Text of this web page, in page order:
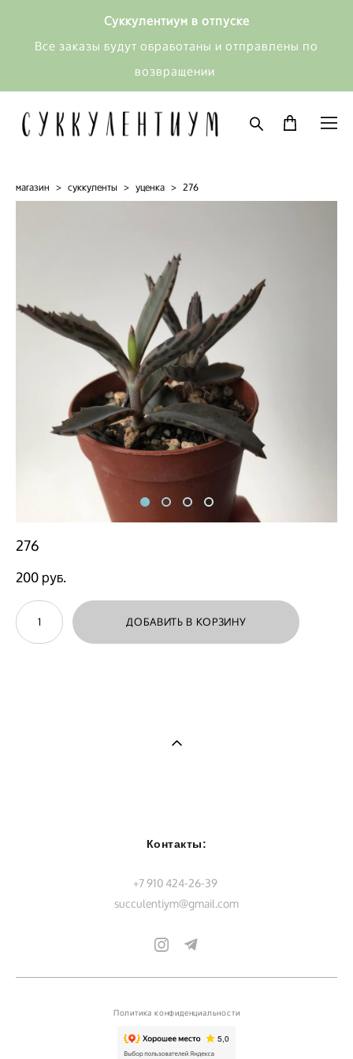
Суккулентиум в отпуске
Все заказы будут обработаны и отправлены по
возвращении
магазин > суккуленты > уценка > 276
276
200 pуб.
ДОБАВИТЬ В КОРЗИНУ
Контакты:
+7 910 424-26-39
succulentiym@gmail.com
Политика конфиденциальности